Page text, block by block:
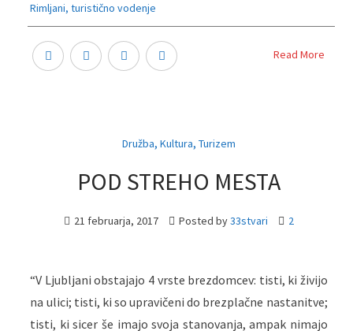
Rimljani,turistično vodenje
Read More
Družba, Kultura, Turizem
POD STREHO MESTA
21 februarja, 2017 Posted by33stvari 2
“V Ljubljani obstajajo 4 vrste brezdomcev: tisti, ki živijo
na ulici; tisti, ki so upravičeni do brezplačne nastanitve;
tisti, ki sicer še imajo svoja stanovanja, ampak nimajo